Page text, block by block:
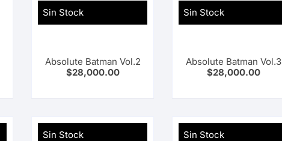
Sin Stock
Absolute Batman Vol.2
$28,000.00
Sin Stock
Absolute Batman Vol.3
$28,000.00
Sin Stock Sin Stock